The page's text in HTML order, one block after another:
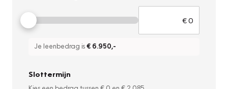
Je leenbedrag is€ 6.950,-
Slottermijn